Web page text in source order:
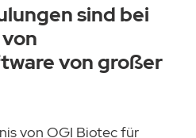
sind bei
von großer
von OGI Biotec für